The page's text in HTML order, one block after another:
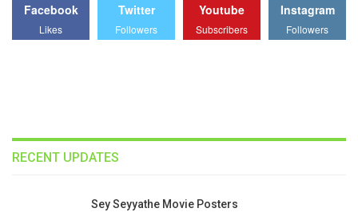
Facebook
Likes
Twitter
Followers
Youtube
Subscribers
Instagram
Followers
RECENT UPDATES
Sey Seyyathe Movie Posters